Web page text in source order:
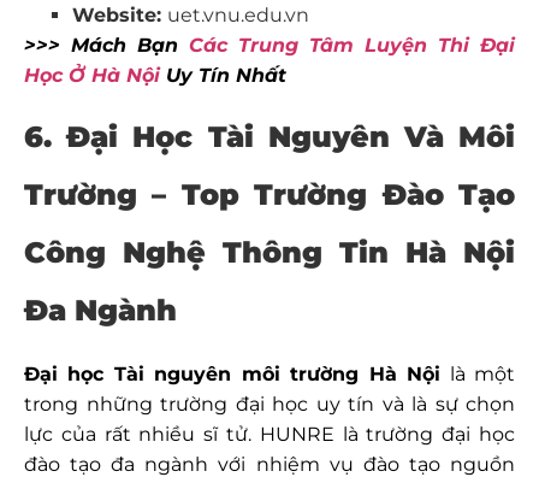
Website: uet.vnu.edu.vn
>>> Mách Bạn Các Trung Tâm Luyện Thi Đại
Học Ở Hà NộiUy Tín Nhất
6. Đại Học Tài Nguyên Và Môi
Trường – Top Trường Đào Tạo
Công Nghệ Thông Tin Hà Nội
Đa Ngành
Đại học Tài nguyên môi trường Hà Nội là một
trong những trường đại học uy tín và là sự chọn
lực của rất nhiều sĩ tử. HUNRE là trường đại học
đào tạo đa ngành với nhiệm vụ đào tạo nguồn